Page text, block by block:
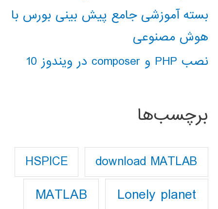
بسته آموزشی جامع پیش بینی بورس با
هوش مصنوعی
نصب PHP و composer در ویندوز 10
برچسب‌ها
download MATLAB
HSPICE
Lonely planet
MATLAB